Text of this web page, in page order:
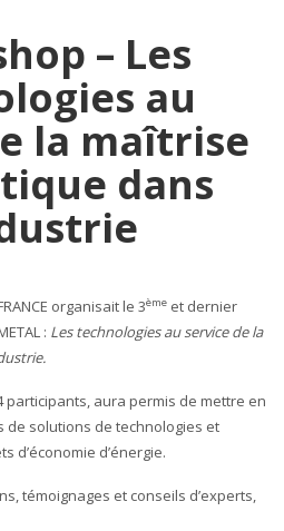
– Les
au
la maîtrise
dans
organisait le 3ème et dernier
: Les technologies au service de la
participants, aura permis de mettre en
solutions de technologies et
d’économie d’énergie.
témoignages et conseils d’experts,